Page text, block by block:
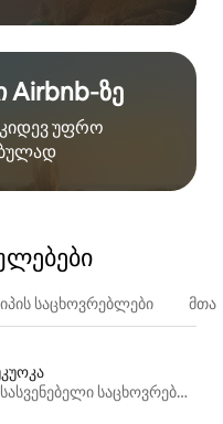
Airbnb‑ზე
უფრო
საცხოვრებლები
დასასვენებელი საცხოვრებლები